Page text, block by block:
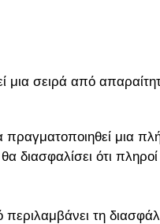
μια σειρά από
μια
διασφαλίσει ότι πληροί
τη